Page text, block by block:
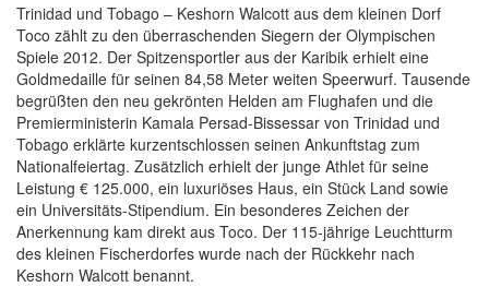
Trinidad und Tobago – Keshorn Walcott aus dem kleinen Dorf
Toco zählt zu den überraschenden Siegern der Olympischen
Spiele 2012. Der Spitzensportler aus der Karibik erhielt eine
Goldmedaille für seinen 84,58 Meter weiten Speerwurf. Tausende
begrüßten den neu gekrönten Helden am Flughafen und die
Premierministerin Kamala Persad-Bissessar von Trinidad und
Tobago erklärte kurzentschlossen seinen Ankunftstag zum
Nationalfeiertag. Zusätzlich erhielt der junge Athlet für seine
Leistung € 125.000, ein luxuriöses Haus, ein Stück Land sowie
ein Universitäts-Stipendium. Ein besonderes Zeichen der
Anerkennung kam direkt aus Toco. Der 115-jährige Leuchtturm
des kleinen Fischerdorfes wurde nach der Rückkehr nach
Keshorn Walcott benannt.